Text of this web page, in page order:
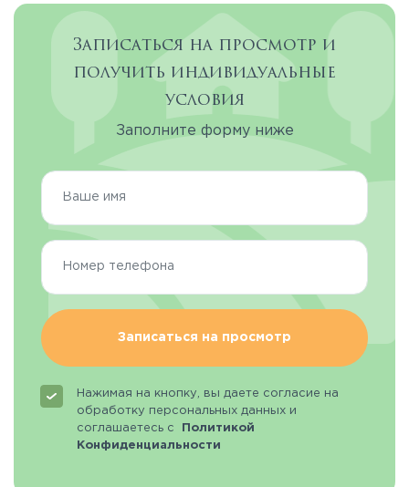
Записаться на просмотр и
получить индивидуальные
условия
Заполните форму ниже
Записаться на просмотр
Нажимая на кнопку, вы даете согласие на
обработку персональных данных и
соглашаетесь с
Политикой
Конфиденциальности